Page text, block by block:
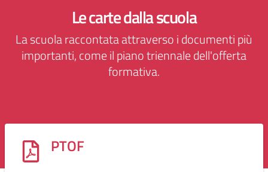
Le carte dalla scuola
La scuola raccontata attraverso i documenti più
importanti, come il piano triennale dell'offerta
formativa.
PTOF